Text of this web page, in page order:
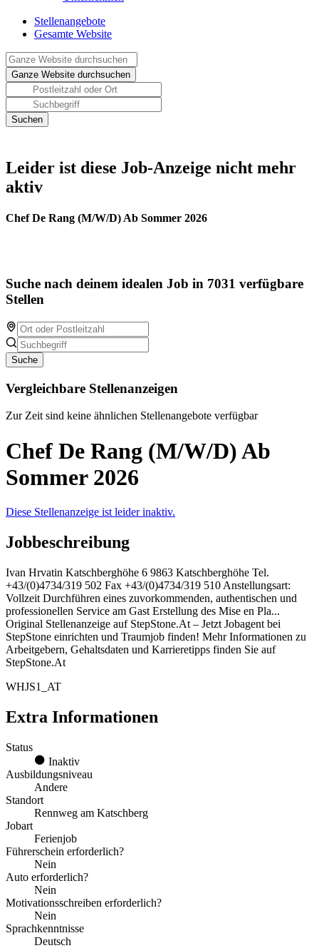
Stellenangebote
Gesamte Website
Leider ist diese Job-Anzeige nicht mehr
aktiv
Chef De Rang (M/W/D) Ab Sommer 2026
Suche nach deinem idealen Job in 7031 verfügbare
Stellen
Suche
Vergleichbare Stellenanzeigen
Zur Zeit sind keine ähnlichen Stellenangebote verfügbar
Chef De Rang (M/W/D) Ab
Sommer 2026
Diese Stellenanzeige ist leider inaktiv.
Jobbeschreibung
Ivan Hrvatin Katschberghöhe 6 9863 Katschberghöhe Tel.
+43/(0)4734/319 502 Fax +43/(0)4734/319 510 Anstellungsart:
Vollzeit Durchführen eines zuvorkommenden, authentischen und
professionellen Service am Gast Erstellung des Mise en Pla...
Original Stellenanzeige auf StepStone.At – Jetzt Jobagent bei
StepStone einrichten und Traumjob finden! Mehr Informationen zu
Arbeitgebern, Gehaltsdaten und Karrieretipps finden Sie auf
StepStone.At
WHJS1_AT
Extra Informationen
Status
Inaktiv
Ausbildungsniveau
Andere
Standort
Rennweg am Katschberg
Jobart
Ferienjob
Führerschein erforderlich?
Nein
Auto erforderlich?
Nein
Motivationsschreiben erforderlich?
Nein
Sprachkenntnisse
Deutsch